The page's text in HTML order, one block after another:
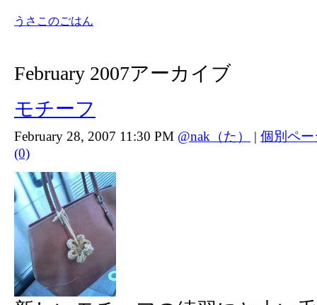
うさこのごはん
February 2007アーカイブ
モチーフ
February 28, 2007 11:30 PM @nak（た） | 個別ペー
(0)